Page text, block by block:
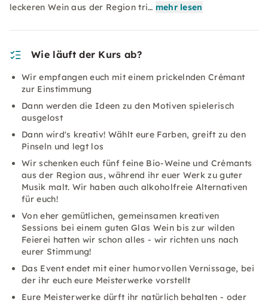
leckeren Wein aus der Region tri… mehr lesen
Wie läuft der Kurs ab?
Wir empfangen euch mit einem prickelnden Crémant
zur Einstimmung
Dann werden die Ideen zu den Motiven spielerisch
ausgelost
Dann wird's kreativ! Wählt eure Farben, greift zu den
Pinseln und legt los
Wir schenken euch fünf feine Bio-Weine und Crémants
aus der Region aus, während ihr euer Werk zu guter
Musik malt. Wir haben auch alkoholfreie Alternativen
für euch!
Von eher gemütlichen, gemeinsamen kreativen
Sessions bei einem guten Glas Wein bis zur wilden
Feierei hatten wir schon alles - wir richten uns nach
eurer Stimmung!
Das Event endet mit einer humorvollen Vernissage, bei
der ihr euch eure Meisterwerke vorstellt
Eure Meisterwerke dürft ihr natürlich behalten - oder